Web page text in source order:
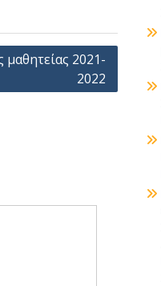
μαθητείας 2021-
2022